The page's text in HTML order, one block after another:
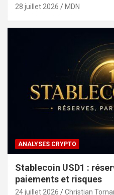
28 juillet 2026 MDN
ANALYSES CRYPTO
Stablecoin USD1 :
paiements et risques
24 juillet 2026 Christian